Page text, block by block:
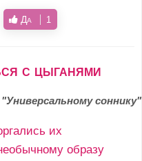
Да 1
с цыганями
"Универсальному соннику"
их
образу